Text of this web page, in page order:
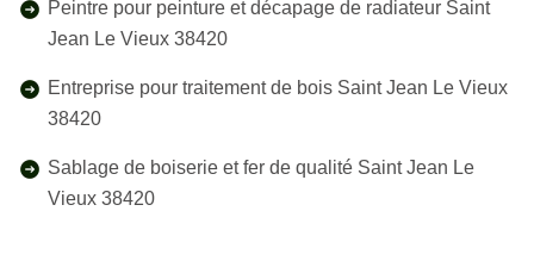
Peintre pour peinture et décapage de radiateur Saint
Jean Le Vieux 38420
Entreprise pour traitement de bois Saint Jean Le Vieux
38420
Sablage de boiserie et fer de qualité Saint Jean Le
Vieux 38420